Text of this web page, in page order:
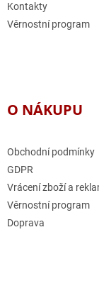
Kontakty
Věrnostní program
O NÁKUPU
Obchodní podmínky
GDPR
Vrácení zboží a
Věrnostní program
Doprava